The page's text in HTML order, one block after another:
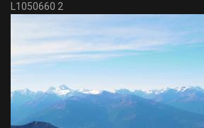
L1050660 2